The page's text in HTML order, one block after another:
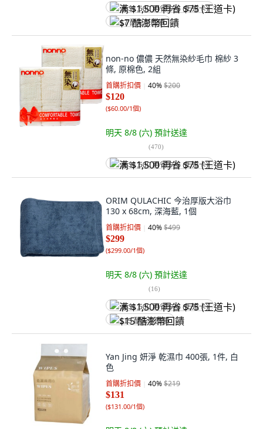
满 $1,500 再省 $75 (王道卡)
$7 酷澎幣回饋
non-no 儂儂 天然無染紗毛巾 棉紗 3
條, 原棉色, 2組
首購折扣價 40%$200
$120
($60.00/1個)
明天 8/8 (六) 預計送達
(470)
满 $1,500 再省 $75 (王道卡)
ORIM QULACHIC 今治厚版大浴巾
130 x 68cm, 深海藍, 1個
首購折扣價 40%$499
$299
($299.00/1個)
明天 8/8 (六) 預計送達
(16)
满 $1,500 再省 $75 (王道卡)
$15 酷澎幣回饋
Yan Jing 妍淨 乾濕巾 400張, 1件, 白
色
首購折扣價 40%$219
$131
($131.00/1個)